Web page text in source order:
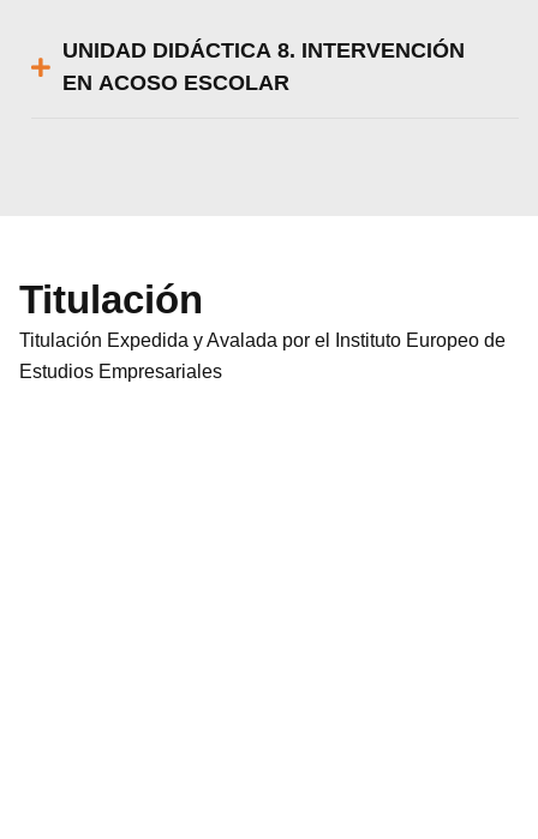
UNIDAD DIDÁCTICA 8. INTERVENCIÓN
EN ACOSO ESCOLAR
Titulación
Titulación Expedida y Avalada por el Instituto Europeo de
Estudios Empresariales